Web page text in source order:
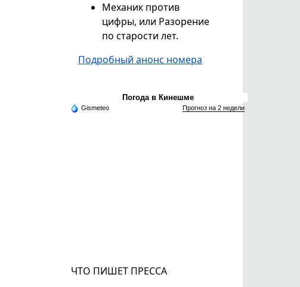
ЧТО ПИШЕТ ПРЕССА
Механик против
цифры, или Разорение
по старости лет.
Подробный анонс номера
Погода в Кинешме
Gismeteo Прогноз на 2 недели